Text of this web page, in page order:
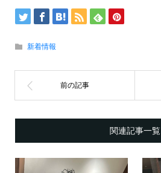
新着情報
関連記事一覧